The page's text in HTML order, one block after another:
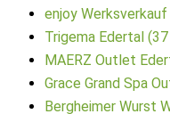
enjoy
Trigema Edertal
MAERZ Outlet
Grace Grand Spa
Bergheimer Wurst